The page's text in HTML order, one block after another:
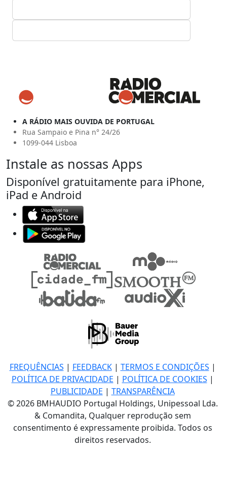
A RÁDIO MAIS OUVIDA DE PORTUGAL
Rua Sampaio e Pina n° 24/26
1099-044 Lisboa
Instale as nossas Apps
Disponível gratuitamente para iPhone,
iPad e Android
FREQUÊNCIAS | FEEDBACK| TERMOS E CONDIÇÕES |
POLÍTICA DE PRIVACIDADE | POLÍTICA DE COOKIES |
PUBLICIDADE | TRANSPARÊNCIA
© 2026 BMHAUDIO Portugal Holdings, Unipessoal Lda.
& Comandita, Qualquer reprodução sem
consentimento é expressamente proibida. Todos os
direitos reservados.